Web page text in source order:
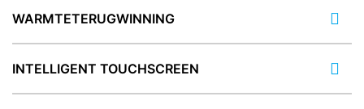
WARMTETERUGWINNING
INTELLIGENT TOUCHSCREEN